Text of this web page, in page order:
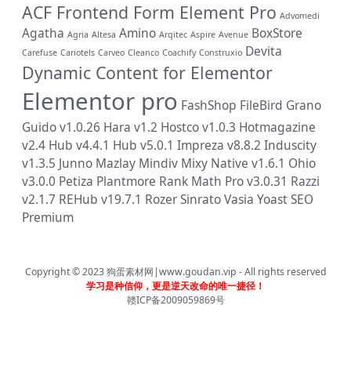
ACF Frontend Form Element Pro Advomedi
Agatha Agria Altesa Amino Arqitec Aspire Avenue BoxStore
Carefuse Cariotels Carveo Cleanco Coachify Construxio Devita
Dynamic Content for Elementor
Elementor pro FashShop FileBird Grano
Guido v1.0.26 Hara v1.2 Hostco v1.0.3 Hotmagazine
v2.4 Hub v4.4.1 Hub v5.0.1 Impreza v8.8.2 Induscity
v1.3.5 Junno Mazlay Mindiv Mixy Native v1.6.1 Ohio
v3.0.0 Petiza Plantmore Rank Math Pro v3.0.31 Razzi
v2.1.7 REHub v19.7.1 RozerSinratoVasia Yoast SEO
Premium
Copyright © 2023狗蛋素材网|www.goudan.vip - All rights reserved
学习是种信仰，更是逆天改命的唯一捷径！
赣ICP备2009059869号